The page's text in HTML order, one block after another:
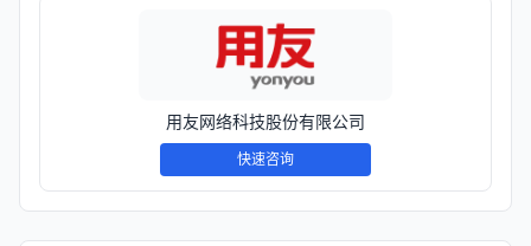
用友网络科技股份有限公司
快速咨询